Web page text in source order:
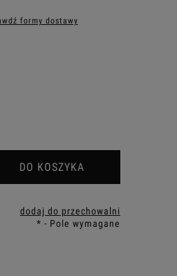
formy dostawy
DO KOSZYKA
dodaj do przechowalni
* - Pole wymagane